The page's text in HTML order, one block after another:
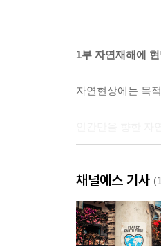
1부 자연재해에
자연현상에는 목
육지를 집어삼키
Q/A 묻고 답하기
채널예스 기사